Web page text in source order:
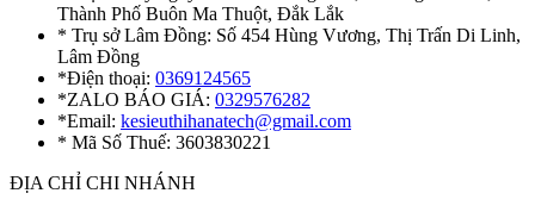
Thành Phố Buôn Ma Thuột, Đắk Lắk
* Trụ sở Lâm Đồng: Số 454 Hùng Vương, Thị Trấn Di Linh,
Lâm Đồng
*Điện thoại: 0369124565
*ZALO BÁO GIÁ: 0329576282
*Email: kesieuthihanatech@gmail.com
* Mã Số Thuế: 3603830221
ĐỊA CHỈ CHI NHÁNH